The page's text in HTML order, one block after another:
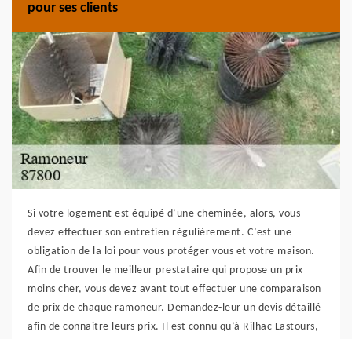
pour ses clients
Si votre logement est équipé d’une cheminée, alors, vous
devez effectuer son entretien régulièrement. C’est une
obligation de la loi pour vous protéger vous et votre maison.
Afin de trouver le meilleur prestataire qui propose un prix
moins cher, vous devez avant tout effectuer une comparaison
de prix de chaque ramoneur. Demandez-leur un devis détaillé
afin de connaitre leurs prix. Il est connu qu’à Rilhac Lastours,